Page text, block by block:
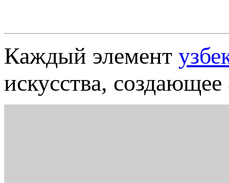
Каждый элемент
искусства,